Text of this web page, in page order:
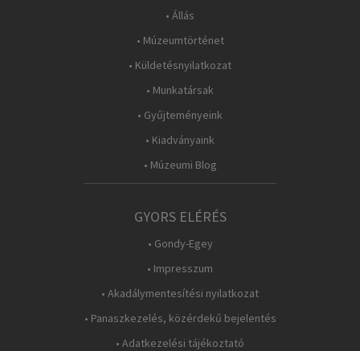
• Állás
• Múzeumtörténet
• Küldetésnyilatkozat
• Munkatársak
• Gyűjteményeink
• Kiadványaink
• Múzeumi Blog
GYORS ELÉRÉS
• Gondy-Egey
• Impresszum
• Akadálymentesítési nyilatkozat
• Panaszkezelés, közérdekű bejelentés
• Adatkezelési tájékoztató